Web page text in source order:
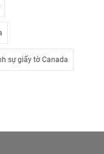
sự giấy tờ Canada